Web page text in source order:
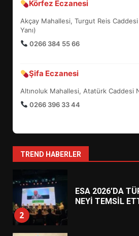
Körfez Eczanesi
Akçay Mahallesi, Turgut Reis
Yanı)
0266 384 55 66
Şifa Eczanesi
Altınoluk Mahallesi, Atatürk Caddesi
0266 396 33 44
TREND HABERLER
6
TURNUVASI
7
YENİ YÖNETİM
ŞEKİLLENDİ?
1
HAREKETE
2
ESA 2026’DA
NEYİ TEMSİL